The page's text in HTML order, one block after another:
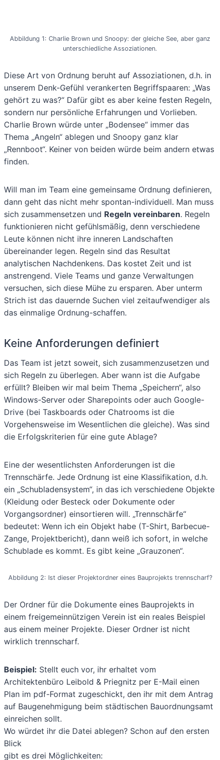
Abbildung 1: Charlie Brown und Snoopy: der gleiche See, aber ganz
unterschiedliche Assoziationen.
Diese Art von Ordnung beruht auf Assoziationen, d.h. in
unserem Denk-Gefühl verankerten Begriffspaaren: „Was
gehört zu was?“ Dafür gibt es aber keine festen Regeln,
sondern nur persönliche Erfahrungen und Vorlieben.
Charlie Brown würde unter „Bodensee“ immer das
Thema „Angeln“ ablegen und Snoopy ganz klar
„Rennboot“. Keiner von beiden würde beim andern etwas
finden.
Will man im Team eine gemeinsame Ordnung definieren,
dann geht das nicht mehr spontan-individuell. Man muss
sich zusammensetzen und Regeln vereinbaren. Regeln
funktionieren nicht gefühlsmäßig, denn verschiedene
Leute können nicht ihre inneren Landschaften
übereinander legen. Regeln sind das Resultat
analytischen Nachdenkens. Das kostet Zeit und ist
anstrengend. Viele Teams und ganze Verwaltungen
versuchen, sich diese Mühe zu ersparen. Aber unterm
Strich ist das dauernde Suchen viel zeitaufwendiger als
das einmalige Ordnung-schaffen.
Keine Anforderungen definiert
Das Team ist jetzt soweit, sich zusammenzusetzen und
sich Regeln zu überlegen. Aber wann ist die Aufgabe
erfüllt? Bleiben wir mal beim Thema „Speichern“, also
Windows-Server oder Sharepoints oder auch Google-
Drive (bei Taskboards oder Chatrooms ist die
Vorgehensweise im Wesentlichen die gleiche). Was sind
die Erfolgskriterien für eine gute Ablage?
Eine der wesentlichsten Anforderungen ist die
Trennschärfe. Jede Ordnung ist eine Klassifikation, d.h.
ein „Schubladensystem“, in das ich verschiedene Objekte
(Kleidung oder Besteck oder Dokumente oder
Vorgangsordner) einsortieren will. „Trennschärfe“
bedeutet: Wenn ich ein Objekt habe (T-Shirt, Barbecue-
Zange, Projektbericht), dann weiß ich sofort, in welche
Schublade es kommt. Es gibt keine „Grauzonen“.
Abbildung 2: Ist dieser Projektordner eines Bauprojekts trennscharf?
Der Ordner für die Dokumente eines Bauprojekts in
einem freigemeinnützigen Verein ist ein reales Beispiel
aus einem meiner Projekte. Dieser Ordner ist nicht
wirklich trennscharf.
Beispiel: Stellt euch vor, ihr erhaltet vom
Architektenbüro Leibold & Priegnitz per E-Mail einen
Plan im pdf-Format zugeschickt, den ihr mit dem Antrag
auf Baugenehmigung beim städtischen Bauordnungsamt
einreichen sollt.
Wo würdet ihr die Datei ablegen? Schon auf den ersten
Blick
gibt es drei Möglichkeiten: